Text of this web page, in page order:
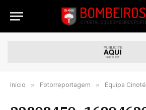
Início » Fotorreportagem » Equipa Cinotécnica dos